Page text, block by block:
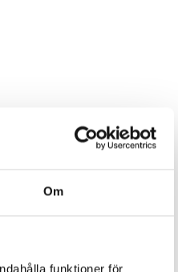
Om
funktioner för